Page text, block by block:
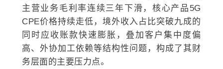
主营业务毛利率连续三年下滑，核心产品5G
CPE价格持续走低，境外收入占比突破九成的
同时应收账款快速膨胀，叠加客户集中度偏
高、外协加工依赖等结构性问题，构成了其财
务层面的主要压力点。